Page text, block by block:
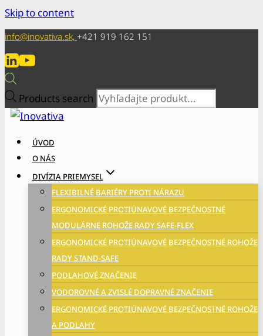
Skip to content
info@inovativa.sk, +421 919 162 151
Products search
ÚVOD
O NÁS
DIVÍZIA PRIEMYSEL
FLEXIBILNÉ BARIÉRY PROTI NÁRAZU
ERGONOMICKÉ PROTIÚNAVOVÉ BEZPEČNOSTNÉ
MODULÁRNE ROHOŽE RADY SAFE-FLEX
ERGONOMICKÉ PROTIÚNAVOVÉ BEZPEČNOSTNÉ ROHOŽE
RADY STAND-SAFE
PODLAHOVÉ ZNAČENIE
VODOROVNÉ A ZVISLÉ DOPRAVNÉ ZNAČENIE
ERGONOMICKÉ PROTIÚNAVOVÉ BEZPEČNOSTNÉ ROHOŽE
A PODLAHY